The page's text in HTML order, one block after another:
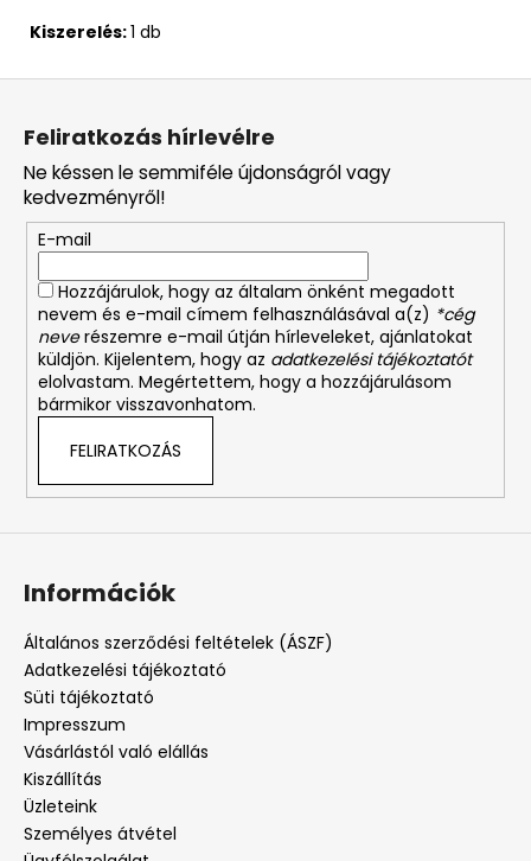
Kiszerelés:1 db
L
Feliratkozás hírlevélre
Ne késsen le semmiféle újdonságról vagy
kedvezményről!
E-mail
Hozzájárulok, hogy az általam önként megadott
nevem és e-mail címem felhasználásával a(z) *cég
neverészemre e-mail útján hírleveleket, ajánlatokat
küldjön. Kijelentem, hogy az adatkezelési tájékoztatót
elolvastam. Megértettem, hogy a hozzájárulásom
bármikor visszavonhatom.
FELIRATKOZÁS
Információk
Általános szerződési feltételek (ÁSZF)
Adatkezelési tájékoztató
Süti tájékoztató
Impresszum
Vásárlástól való elállás
Kiszállítás
Üzleteink
Személyes átvétel